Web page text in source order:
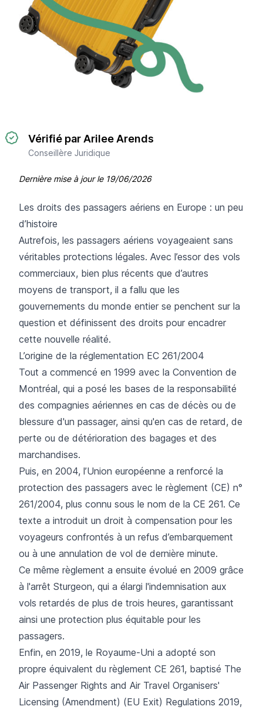
Vérifié par Arilee Arends
Conseillère Juridique
Dernière mise à jour le 19/06/2026
Les droits des passagers aériens en Europe : un peu
d’histoire
Autrefois, les passagers aériens voyageaient sans
véritables protections légales. Avec l’essor des vols
commerciaux, bien plus récents que d’autres
moyens de transport, il a fallu que les
gouvernements du monde entier se penchent sur la
question et définissent des droits pour encadrer
cette nouvelle réalité.
L’origine de la réglementation EC 261/2004
Tout a commencé en 1999 avec la Convention de
Montréal, qui a posé les bases de la responsabilité
des compagnies aériennes en cas de décès ou de
blessure d'un passager, ainsi qu'en cas de retard, de
perte ou de détérioration des bagages et des
marchandises.
Puis, en 2004, l’Union européenne a renforcé la
protection des passagers avec le règlement (CE) n°
261/2004, plus connu sous le nom de la CE 261. Ce
texte a introduit un droit à compensation pour les
voyageurs confrontés à un refus d’embarquement
ou à une annulation de vol de dernière minute.
Ce même règlement a ensuite évolué en 2009 grâce
à l'arrêt Sturgeon, qui a élargi l'indemnisation aux
vols retardés de plus de trois heures, garantissant
ainsi une protection plus équitable pour les
passagers.
Enfin, en 2019, le Royaume-Uni a adopté son
propre équivalent du règlement CE 261, baptisé The
Air Passenger Rights and Air Travel Organisers'
Licensing (Amendment) (EU Exit) Regulations 2019,